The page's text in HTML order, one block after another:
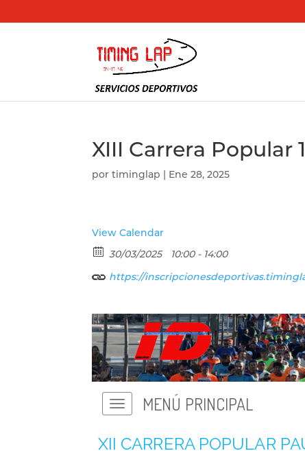
XIII Carrera Popular
portiminglap | Ene 28, 2025
View Calendar
30/03/2025
10:00 - 14:00
https://